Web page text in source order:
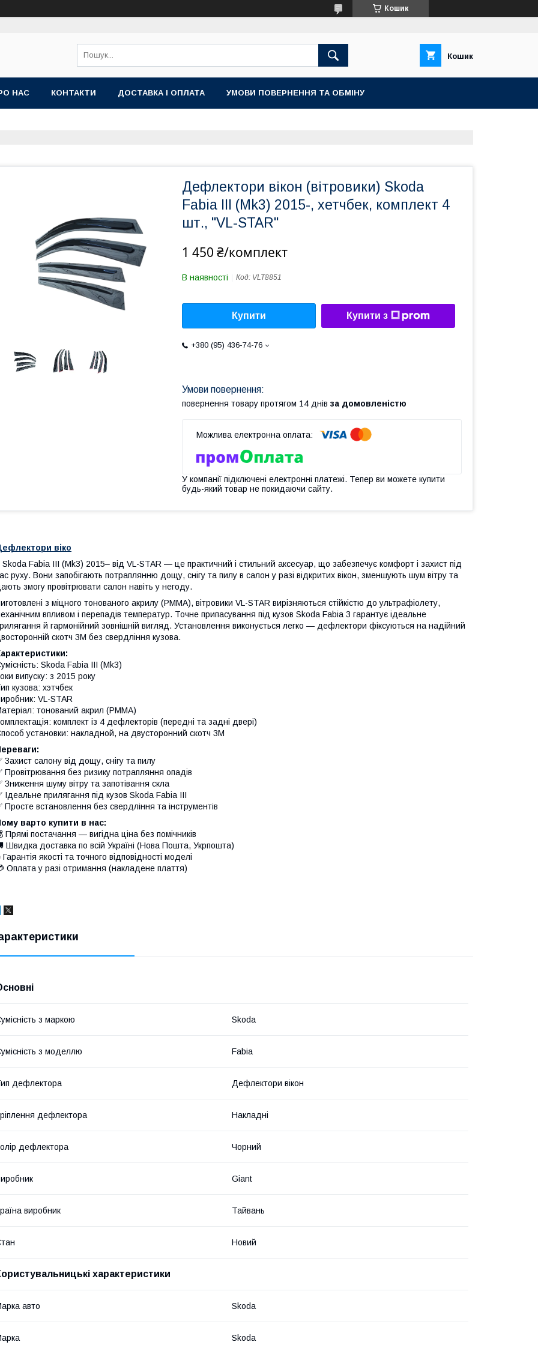
Кошик
Кошик
НАС КОНТАКТИ ДОСТАВКА І ОПЛАТА УМОВИ ПОВЕРНЕННЯ ТА ОБМІНУ
Дефлектори вікон (вітровики) Skoda
Fabia III (Mk3) 2015-, хетчбек, комплект 4
шт., "VL-STAR"
1 450 ₴/комплект
В наявності Код: VLT8851
Купити Купити з
+380 (95) 436-74-76
повернення товару протягом 14 днів за домовленістю
У компанії підключені електронні платежі. Тепер ви можете купити
будь-який товар не покидаючи сайту.
віко
Skoda Fabia III (Mk3) 2015– від VL-STAR — це практичний і стильний аксесуар, що забезпечує комфорт і захист під
руху. Вони запобігають потраплянню дощу, снігу та пилу в салон у разі відкритих вікон, зменшують шум вітру та
змогу провітрювати салон навіть у негоду.
з міцного тонованого акрилу (PMMA), вітровики VL-STAR вирізняються стійкістю до ультрафіолету,
впливом і перепадів температур. Точне припасування під кузов Skoda Fabia 3 гарантує ідеальне
й гармонійний зовнішній вигляд. Установлення виконується легко — дефлектори фіксуються на надійний
скотч 3M без свердління кузова.
Skoda Fabia III (Mk3)
випуску: з 2015 року
кузова: хэтчбек
VL-STAR
тонований акрил (PMMA)
комплект із 4 дефлекторів (передні та задні двері)
установки: накладной, на двусторонний скотч 3M
Захист салону від дощу, снігу та пилу
Провітрювання без ризику потрапляння опадів
Зниження шуму вітру та запотівання скла
Ідеальне прилягання під кузов Skoda Fabia III
Просте встановлення без свердління та інструментів
варто купити в нас:
Прямі постачання — вигідна ціна без помічників
Швидка доставка по всій Україні (Нова Пошта, Укрпошта)
Гарантія якості та точного відповідності моделі
Оплата у разі отримання (накладене плаття)
з маркою Skoda
з моделлю Fabia
дефлектора Дефлектори вікон
дефлектора Накладні
дефлектора Чорний
Giant
виробник Тайвань
Новий
характеристики
авто Skoda
Skoda